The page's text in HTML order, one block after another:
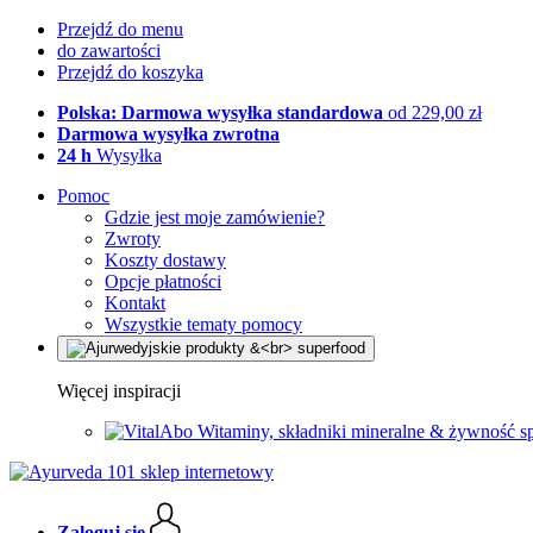
Przejdź do menu
do zawartości
Przejdź do koszyka
Polska: Darmowa wysyłka standardowa od 229,00 zł
Darmowa wysyłka zwrotna
24 h Wysyłka
Pomoc
Gdzie jest moje zamówienie?
Zwroty
Koszty dostawy
Opcje płatności
Kontakt
Wszystkie tematy pomocy
Więcej inspiracji
Witaminy, składniki mineralne & żywność